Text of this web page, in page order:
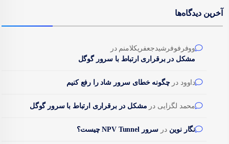
آخرین دیدگاه‌ها
ووفرفوفرشیدجعفریکلامنم در
مشکل در برقراری ارتباط با سرور گوگل
داوود درچگونه خطای سرور شاد را رفع کنیم
محمد لگزایی در مشکل در برقراری ارتباط با سرور گوگل
نگار نوین در سرور NPV Tunnel چیست؟